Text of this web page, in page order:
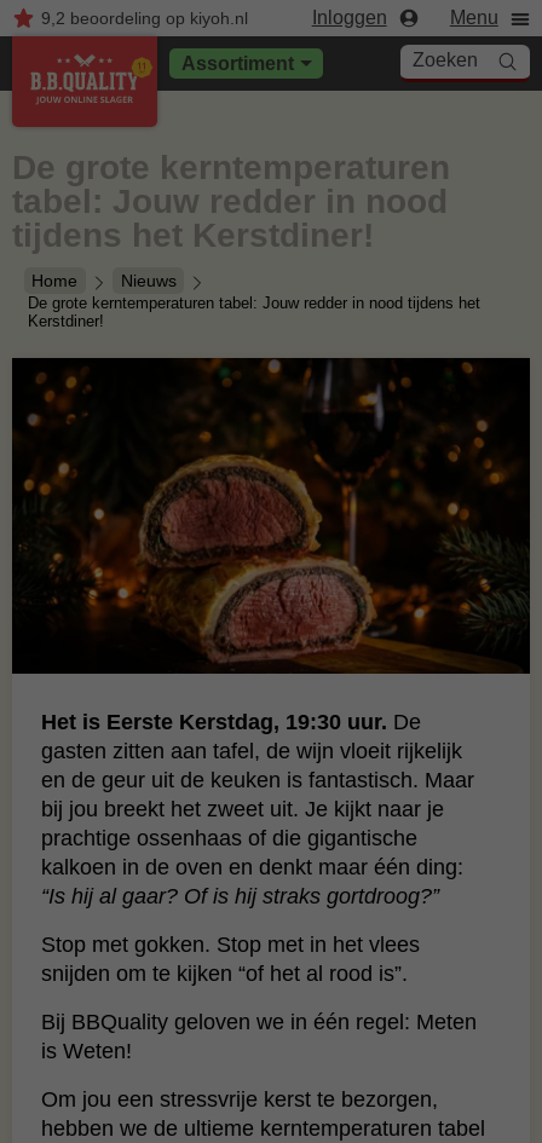
9,2 beoordelingop kiyoh.nl Inloggen Menu
Assortiment Zoeken
Home Nieuws
De grote kerntemperaturen tabel: Jouw redder in nood tijdens het
Kerstdiner!
De grote kerntemperaturen
tabel: Jouw redder in nood
tijdens het Kerstdiner!
Het is Eerste Kerstdag, 19:30 uur. De
gasten zitten aan tafel, de wijn vloeit rijkelijk
en de geur uit de keuken is fantastisch. Maar
bij jou breekt het zweet uit. Je kijkt naar je
prachtige ossenhaas of die gigantische
kalkoen in de oven en denkt maar één ding:
“Is hij al gaar? Of is hij straks gortdroog?”
Stop met gokken. Stop met in het vlees
snijden om te kijken “of het al rood is”.
Bij BBQuality geloven we in één regel: Meten
is Weten!
Om jou een stressvrije kerst te bezorgen,
hebben we de ultieme kerntemperaturen tabel